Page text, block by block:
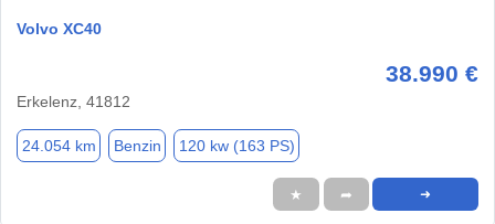
Volvo XC40
38.990 €
Erkelenz, 41812
24.054 km Benzin 120 kw (163 PS)
★ ➦ ➜